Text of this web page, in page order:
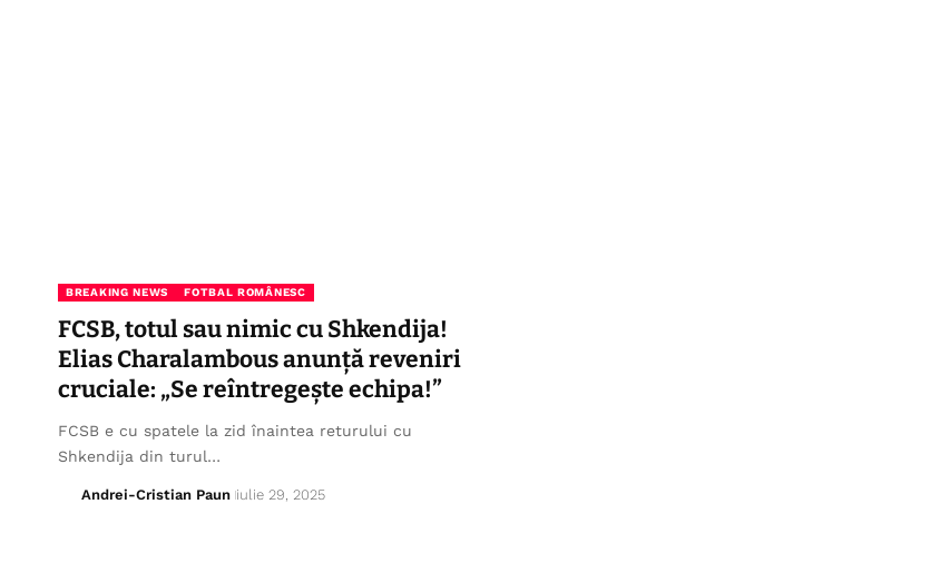
BREAKING NEWS FOTBAL ROMÂNESC
FCSB, totul sau nimic cu Shkendija!
Elias Charalambous anunță reveniri
cruciale: „Se reîntregește echipa!”
FCSB e cu spatele la zid înaintea returului cu
Shkendija din turul…
Andrei-Cristian Paun iulie 29, 2025